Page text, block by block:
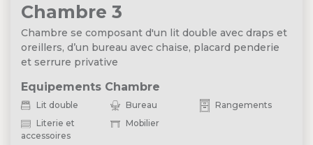
Chambre 3
Chambre se composant d'un lit double avec draps et
oreillers, d’un bureau avec chaise, placard penderie
et serrure privative
Equipements Chambre
Lit double Bureau
Rangements
Literie et
accessoires
Mobilier